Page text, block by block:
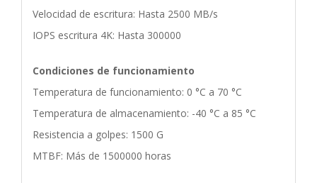
Velocidad de escritura: Hasta 2500 MB/s
IOPS escritura 4K: Hasta 300000
Condiciones de funcionamiento
Temperatura de funcionamiento: 0 °C a 70 °C
Temperatura de almacenamiento: -40 °C a 85 °C
Resistencia a golpes: 1500 G
MTBF: Más de 1500000 horas